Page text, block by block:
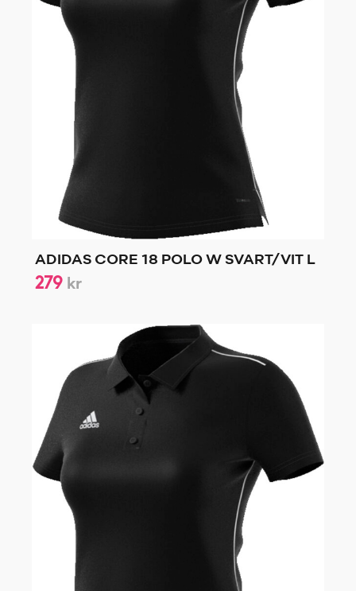
ADIDAS CORE 18 POLO W SVART/VIT L
279 kr